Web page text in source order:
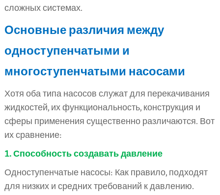
сложных системах.
Основные различия между
одноступенчатыми и
многоступенчатыми насосами
Хотя оба типа насосов служат для перекачивания
жидкостей, их функциональность, конструкция и
сферы применения существенно различаются. Вот
их сравнение:
1. Способность создавать давление
Одноступенчатые насосы: Как правило, подходят
для низких и средних требований к давлению.